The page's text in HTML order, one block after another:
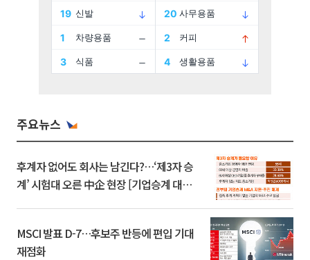
주요뉴스
후계자 없어도 회사는 남긴다?…‘제3자 승
계’ 시험대 오른 中企 현장 [기업승계 대전
MSCI 발표 D-7…후보주 반등에 편입 기대
재점화